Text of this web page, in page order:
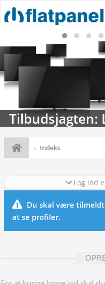
Tilbudsjagten:
Indeks
Log ind
Du skal være
at se profiler.